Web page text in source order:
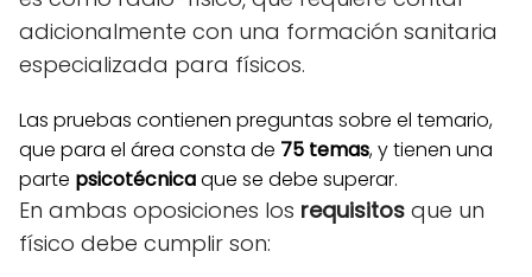
adicionalmente con una formación sanitaria
especializada para físicos.
Las pruebas contienen preguntas sobre el temario,
que para el área consta de 75 temas, y tienen una
parte psicotécnicaque se debe superar.
En ambas oposiciones los requisitos que un
físico debe cumplir son: